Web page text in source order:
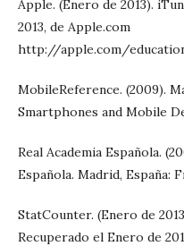
Apple. (Enero de 2013).
2013, de Apple.com
http://apple.com/
MobileReference. (2009).
Smartphones and Mobile
Real Academia Española.
Española. Madrid, España:
StatCounter. (Enero de
Recuperado el Enero de